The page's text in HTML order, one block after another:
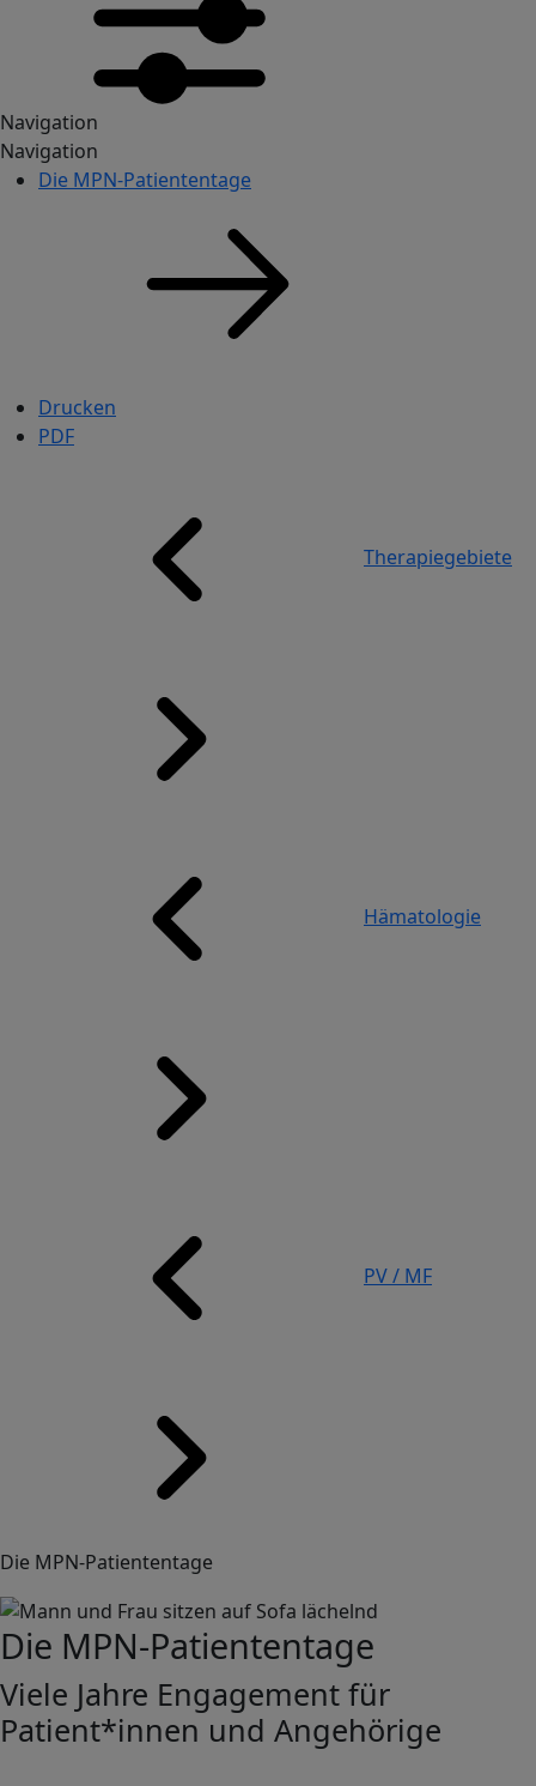
Navigation
Navigation
Public Menu
Die MPN-Patiententage
Drucken
PDF
Therapiegebiete
Hämatologie
PV / MF
Die MPN-Patiententage
Image
Die MPN-Patiententage
Viele Jahre Engagement für
Patient*innen und Angehörige